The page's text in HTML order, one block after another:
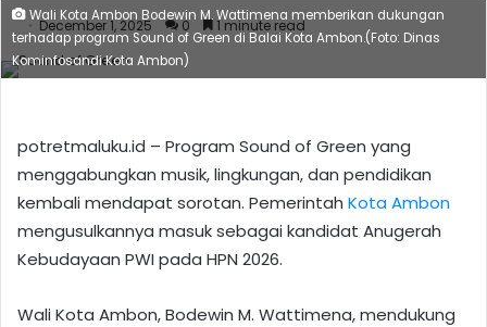
December 1, 2025 0 1 minute read
Wali Kota Ambon Bodewin M. Wattimena memberikan dukungan
terhadap program Sound of Green di Balai Kota Ambon.(Foto: Dinas
Kominfosandi Kota Ambon)
potretmaluku.id – Program Sound of Green yang
menggabungkan musik, lingkungan, dan pendidikan
kembali mendapat sorotan. Pemerintah Kota Ambon
mengusulkannya masuk sebagai kandidat Anugerah
Kebudayaan PWI pada HPN 2026.
Wali Kota Ambon, Bodewin M. Wattimena, mendukung